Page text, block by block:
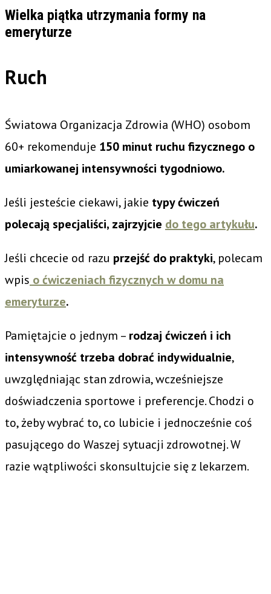
Wielka piątka utrzymania formy na
emeryturze
Ruch
Światowa Organizacja Zdrowia (WHO) osobom
60+ rekomenduje 150 minut ruchu fizycznego o
umiarkowanej intensywności tygodniowo.
Jeśli jesteście ciekawi, jakie typy ćwiczeń
polecają specjaliści, zajrzyjcie do tego artykułu.
Jeśli chcecie od razu przejść do praktyki, polecam
wpis o ćwiczeniach fizycznych w domu na
emeryturze.
Pamiętajcie o jednym – rodzaj ćwiczeń i ich
intensywność trzeba dobrać indywidualnie,
uwzględniając stan zdrowia, wcześniejsze
doświadczenia sportowe i preferencje. Chodzi o
to, żeby wybrać to, co lubicie i jednocześnie coś
pasującego do Waszej sytuacji zdrowotnej. W
razie wątpliwości skonsultujcie się z lekarzem.